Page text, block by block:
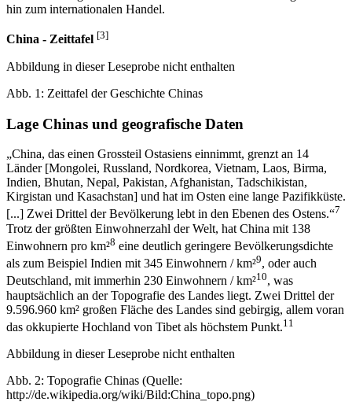
hin zum internationalen Handel.
China - Zeittafel [3]
Abbildung in dieser Leseprobe nicht enthalten
Abb. 1: Zeittafel der Geschichte Chinas
Lage Chinas und geografische Daten
„China, das einen Grossteil Ostasiens einnimmt, grenzt an 14
Länder [Mongolei, Russland, Nordkorea, Vietnam, Laos, Birma,
Indien, Bhutan, Nepal, Pakistan, Afghanistan, Tadschikistan,
Kirgistan und Kasachstan] und hat im Osten eine lange Pazifikküste.
[...] Zwei Drittel der Bevölkerung lebt in den Ebenen des Ostens.“7
Trotz der größten Einwohnerzahl der Welt, hat China mit 138
Einwohnern pro km²8 eine deutlich geringere Bevölkerungsdichte
als zum Beispiel Indien mit 345 Einwohnern / km²9, oder auch
Deutschland, mit immerhin 230 Einwohnern / km²10, was
hauptsächlich an der Topografie des Landes liegt. Zwei Drittel der
9.596.960 km² großen Fläche des Landes sind gebirgig, allem voran
das okkupierte Hochland von Tibet als höchstem Punkt.11
Abbildung in dieser Leseprobe nicht enthalten
Abb. 2: Topografie Chinas (Quelle:
http://de.wikipedia.org/wiki/Bild:China_topo.png)